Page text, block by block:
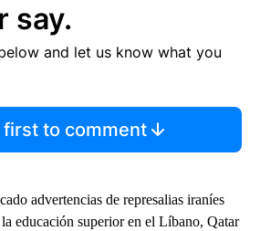
say.
and let us know what you
first to comment
advertencias de represalias iraníes
educación superior en el Líbano, Qatar